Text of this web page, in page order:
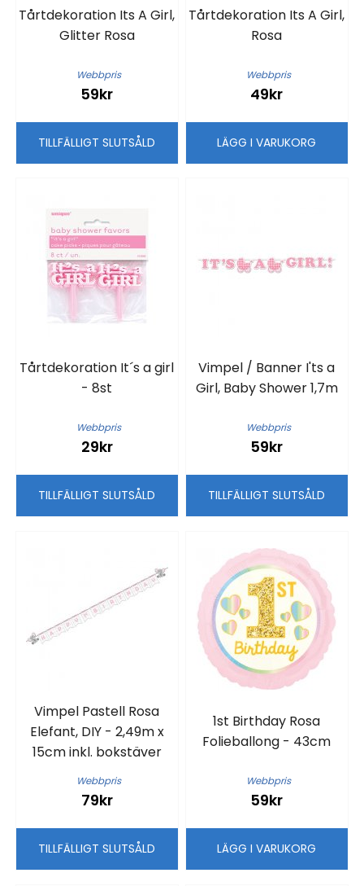
Tårtdekoration Its A Girl,
Glitter Rosa
Webbpris
59kr
TILLFÄLLIGT SLUTSÅLD
Tårtdekoration Its A Girl,
Rosa
Webbpris
49kr
LÄGG I VARUKORG
Tårtdekoration It´s a girl
- 8st
Webbpris
29kr
TILLFÄLLIGT SLUTSÅLD
Vimpel / Banner I'ts a
Girl, Baby Shower 1,7m
Webbpris
59kr
TILLFÄLLIGT SLUTSÅLD
Vimpel Pastell Rosa
Elefant, DIY - 2,49m x
15cm inkl. bokstäver
Webbpris
79kr
TILLFÄLLIGT SLUTSÅLD
1st Birthday Rosa
Folieballong - 43cm
Webbpris
59kr
LÄGG I VARUKORG